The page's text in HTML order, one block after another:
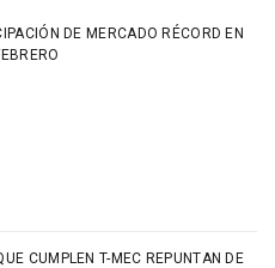
DE MERCADO RÉCORD EN
CUMPLEN T-MEC REPUNTAN DE